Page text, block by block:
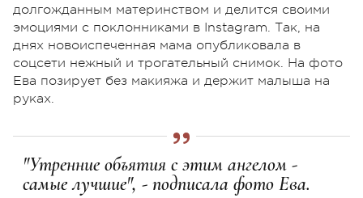
долгожданным материнством и делится своими
эмоциями с поклонниками в Instagram. Так, на
днях новоиспеченная мама опубликовала в
соцсети нежный и трогательный снимок. На фото
Ева позирует без макияжа и держит малыша на
руках.
"Утренние объятия с этим ангелом -
самые лучшие", - подписала фото Ева.